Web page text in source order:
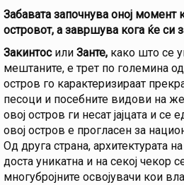
Забавата започнува оној момент
островот, а завршува кога ќе си
Закинтосили Занте, како што се
мештаните, е трет по големина
остров го карактеризираат
песоци и посебните видови на
овој остров ги несат јајцата и
овој остров е прогласен за
Од друга страна, архитектурата
доста уникатна и на секој чекор
многубројните освојувачи кои